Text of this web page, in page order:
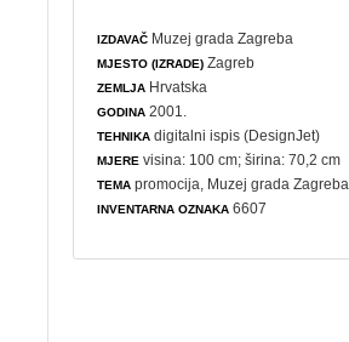
IZDAVAČ Muzej grada Zagreba
MJESTO (IZRADE) Zagreb
ZEMLJA Hrvatska
GODINA 2001.
TEHNIKA digitalni ispis (DesignJet)
MJERE visina: 100 cm; širina: 70,2 cm
TEMA promocija , Muzej grada Zagreba
INVENTARNA OZNAKA 6607